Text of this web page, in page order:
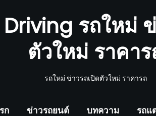
รถใหม่
ตัวใหม่ ราคา
รถใหม่ ข่าวรถเปิดตัวใหม่ ราคารถ
ก ข่าวรถยนต์ บทความ รถแ